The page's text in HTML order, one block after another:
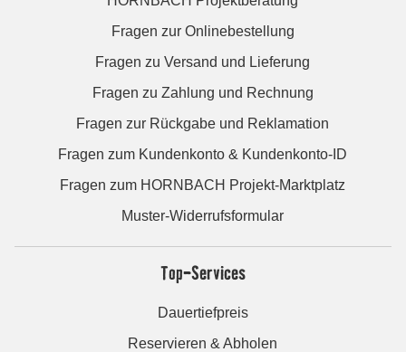
Fragen zur Onlinebestellung
Fragen zu Versand und Lieferung
Fragen zu Zahlung und Rechnung
Fragen zur Rückgabe und Reklamation
Fragen zum Kundenkonto & Kundenkonto-ID
Fragen zum HORNBACH Projekt-Marktplatz
Muster-Widerrufsformular
Top-Services
Dauertiefpreis
Reservieren & Abholen